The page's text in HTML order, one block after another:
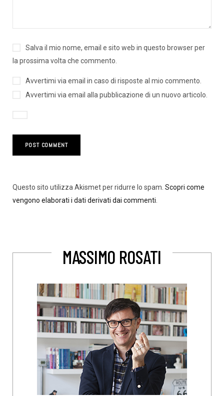
Salva il mio nome, email e sito web in questo browser per
la prossima volta che commento.
Avvertimi via email in caso di risposte al mio commento.
Avvertimi via email alla pubblicazione di un nuovo articolo.
Questo sito utilizza Akismet per ridurre lo spam. Scopri come
vengono elaborati i dati derivati dai commenti.
MASSIMO ROSATI